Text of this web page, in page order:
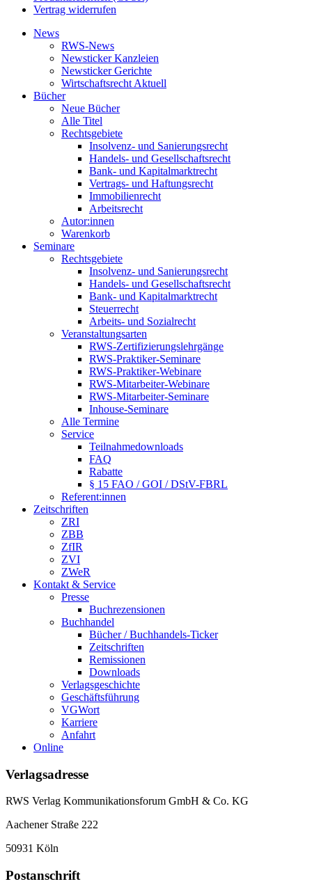
Vertrag widerrufen
News
RWS-News
Newsticker Kanzleien
Newsticker Gerichte
Wirtschaftsrecht Aktuell
Bücher
Neue Bücher
Alle Titel
Rechtsgebiete
Insolvenz- und Sanierungsrecht
Handels- und Gesellschaftsrecht
Bank- und Kapitalmarktrecht
Vertrags- und Haftungsrecht
Immobilienrecht
Arbeitsrecht
Autor:innen
Warenkorb
Seminare
Rechtsgebiete
Insolvenz- und Sanierungsrecht
Handels- und Gesellschaftsrecht
Bank- und Kapitalmarktrecht
Steuerrecht
Arbeits- und Sozialrecht
Veranstaltungsarten
RWS-Zertifizierungslehrgänge
RWS-Praktiker-Seminare
RWS-Praktiker-Webinare
RWS-Mitarbeiter-Webinare
RWS-Mitarbeiter-Seminare
Inhouse-Seminare
Alle Termine
Service
Teilnahmedownloads
FAQ
Rabatte
§ 15 FAO / GOI / DStV-FBRL
Referent:innen
Zeitschriften
ZRI
ZBB
ZfIR
ZVI
ZWeR
Kontakt & Service
Presse
Buchrezensionen
Buchhandel
Bücher / Buchhandels-Ticker
Zeitschriften
Remissionen
Downloads
Verlagsgeschichte
Geschäftsführung
VGWort
Karriere
Anfahrt
Online
Verlagsadresse
RWS Verlag Kommunikationsforum GmbH & Co. KG
Aachener Straße 222
50931 Köln
Postanschrift